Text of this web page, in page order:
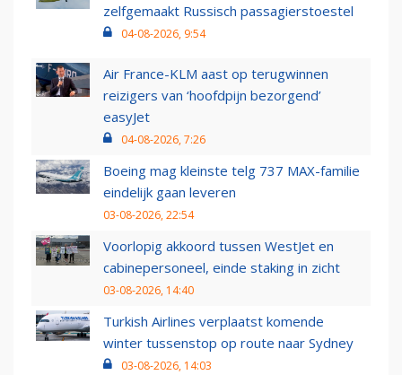
zelfgemaakt Russisch passagierstoestel
04-08-2026, 9:54
Air France-KLM aast op terugwinnen
reizigers van ‘hoofdpijn bezorgend’
easyJet
04-08-2026, 7:26
Boeing mag kleinste telg 737 MAX-familie
eindelijk gaan leveren
03-08-2026, 22:54
Voorlopig akkoord tussen WestJet en
cabinepersoneel, einde staking in zicht
03-08-2026, 14:40
Turkish Airlines verplaatst komende
winter tussenstop op route naar Sydney
03-08-2026, 14:03